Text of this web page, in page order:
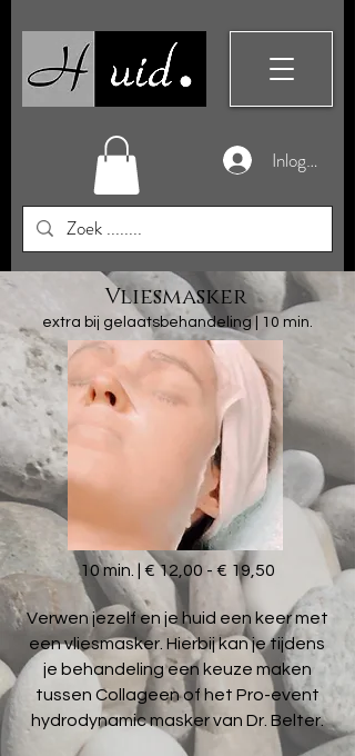
Inloggen
Vliesmasker
extra bij gelaatsbehandeling | 10 min.
10 min. | € 12,00 - € 19,50
Verwen jezelf en je huid een keer met
een vliesmasker. Hierbij kan je tijdens
je behandeling een keuze maken
tussen Collageen of het Pro-event
hydrodynamic masker van Dr. Belter.